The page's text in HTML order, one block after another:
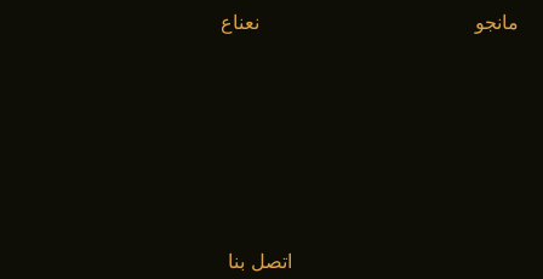
مانجو نعناع
اتصل بنا